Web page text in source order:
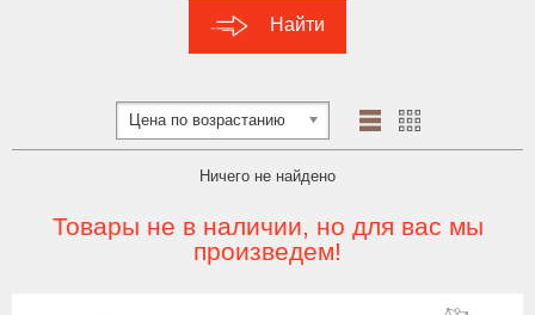
Найти
Цена по возрастанию
Ничего не найдено
Товары не в наличии, но для вас мы
произведем!